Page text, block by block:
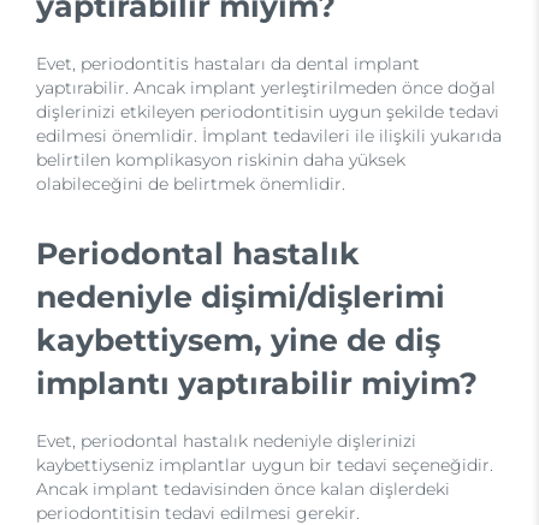
Evet, periodontitis hastaları da dental implant
yaptırabilir. Ancak implant yerleştirilmeden önce doğal
dişlerinizi etkileyen periodontitisin uygun şekilde tedavi
edilmesi önemlidir. İmplant tedavileri ile ilişkili yukarıda
belirtilen komplikasyon riskinin daha yüksek
olabileceğini de belirtmek önemlidir.
Periodontal hastalık
nedeniyle dişimi/dişlerimi
kaybettiysem, yine de diş
implantı yaptırabilir miyim?
Evet, periodontal hastalık nedeniyle dişlerinizi
kaybettiyseniz implantlar uygun bir tedavi seçeneğidir.
Ancak implant tedavisinden önce kalan dişlerdeki
periodontitisin tedavi edilmesi gerekir.